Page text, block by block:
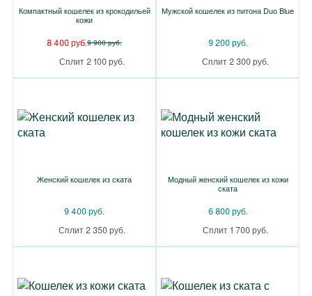
Компактный кошелек из крокодильей
кожи
8 400 руб.9 900 руб.
Сплит 2 100 руб.
Мужской кошелек из питона Duo Blue
9 200 руб.
Сплит 2 300 руб.
Женский кошелек из ската
9 400 руб.
Сплит 2 350 руб.
Модный женский кошелек из кожи
ската
6 800 руб.
Сплит 1 700 руб.